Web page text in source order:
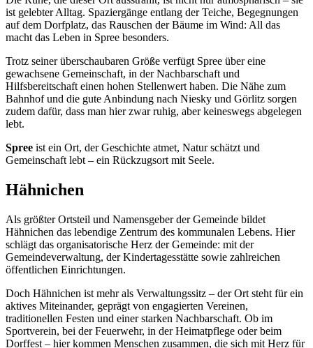
ist gelebter Alltag. Spaziergänge entlang der Teiche, Begegnungen
auf dem Dorfplatz, das Rauschen der Bäume im Wind: All das
macht das Leben in Spree besonders.
Trotz seiner überschaubaren Größe verfügt Spree über eine
gewachsene Gemeinschaft, in der Nachbarschaft und
Hilfsbereitschaft einen hohen Stellenwert haben. Die Nähe zum
Bahnhof und die gute Anbindung nach Niesky und Görlitz sorgen
zudem dafür, dass man hier zwar ruhig, aber keineswegs abgelegen
lebt.
Spree ist ein Ort, der Geschichte atmet, Natur schätzt und
Gemeinschaft lebt – ein Rückzugsort mit Seele.
Hähnichen
Als größter Ortsteil und Namensgeber der Gemeinde bildet
Hähnichen das lebendige Zentrum des kommunalen Lebens. Hier
schlägt das organisatorische Herz der Gemeinde: mit der
Gemeindeverwaltung, der Kindertagesstätte sowie zahlreichen
öffentlichen Einrichtungen.
Doch Hähnichen ist mehr als Verwaltungssitz – der Ort steht für ein
aktives Miteinander, geprägt von engagierten Vereinen,
traditionellen Festen und einer starken Nachbarschaft. Ob im
Sportverein, bei der Feuerwehr, in der Heimatpflege oder beim
Dorffest – hier kommen Menschen zusammen, die sich mit Herz für